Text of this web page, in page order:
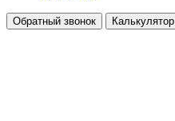
Обратный звонок Калькулятор